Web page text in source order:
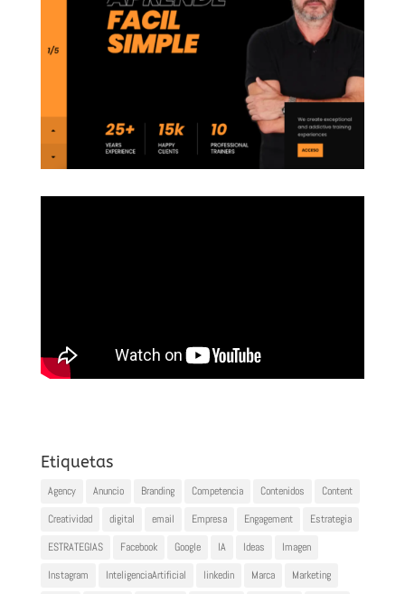
Etiquetas
Agency Anuncio Branding Competencia Contenidos
Content
Creatividad
digital email Empresa Engagement
Estrategia
ESTRATEGIAS
Facebook Google IA Ideas
Imagen
Instagram
InteligenciaArtificial linkedin Marca
Marketing